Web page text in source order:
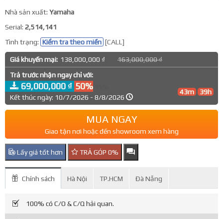
Nhà sản xuất: Yamaha
Serial: 2,514,141
Tình trạng: Kiểm tra theo miền [CALL]
43m 39h
Giá khuyến mại: 138,000,000 ₫
163,000,000 ₫
Trả trước nhận ngay chỉ với:
69,000,000 ₫ 50%
Kết thúc ngày: 10/7/2026 - 8/8/2026
MUA NGAY
Giao tận nơi hoặc đến showroom xem hàng
Lấy giá tốt hơn TRẢ GÓP 0%
Chính sách Hà Nội TP.HCM Đà Nẵng
100% có C/O & C/Q hải quan.